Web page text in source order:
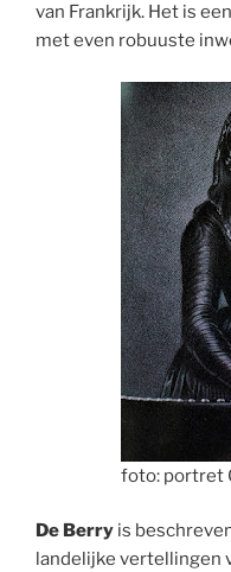
van Frankrijk. Het is
met even robuuste
foto: portret
De Berry is
landelijke vertellingen